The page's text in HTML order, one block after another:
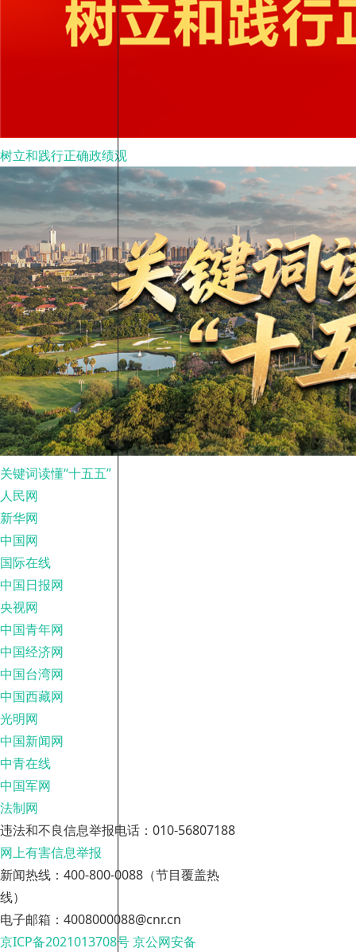
树立和践行正确政绩观
关键词读懂“十五五”
人民网
新华网
中国网
国际在线
中国日报网
央视网
中国青年网
中国经济网
中国台湾网
中国西藏网
光明网
中国新闻网
中青在线
中国军网
法制网
违法和不良信息举报电话：010-56807188
网上有害信息举报
新闻热线：400-800-0088（节目覆盖热
线）
电子邮箱：4008000088@cnr.cn
京ICP备2021013708号京公网安备